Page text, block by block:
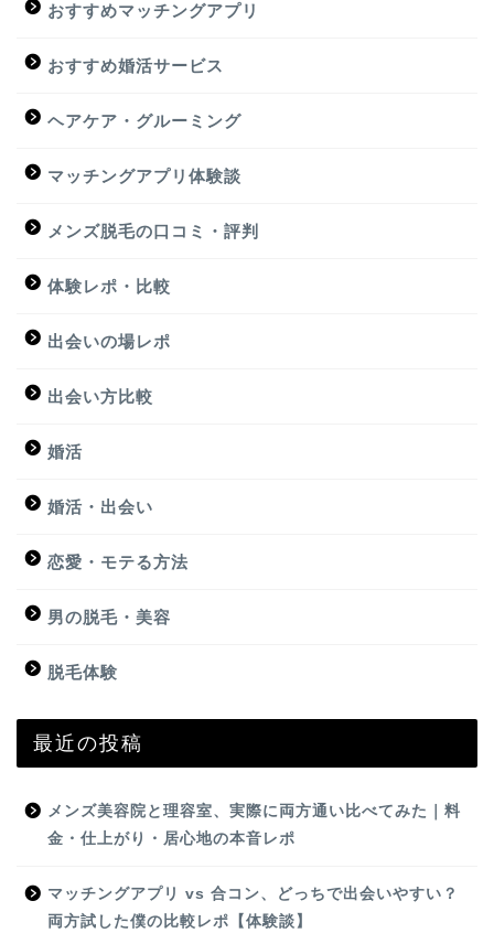
おすすめマッチングアプリ
おすすめ婚活サービス
ヘアケア・グルーミング
マッチングアプリ体験談
メンズ脱毛の口コミ・評判
体験レポ・比較
出会いの場レポ
出会い方比較
婚活
婚活・出会い
恋愛・モテる方法
男の脱毛・美容
脱毛体験
最近の投稿
メンズ美容院と理容室、実際に両方通い比べてみた｜料
金・仕上がり・居心地の本音レポ
マッチングアプリ vs 合コン、どっちで出会いやすい？
両方試した僕の比較レポ【体験談】